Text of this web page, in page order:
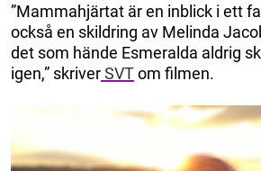
”Mammahjärtat är en inblick i ett
också en skildring av Melinda
det som hände Esmeralda aldrig
igen,” skriverSVTom filmen.